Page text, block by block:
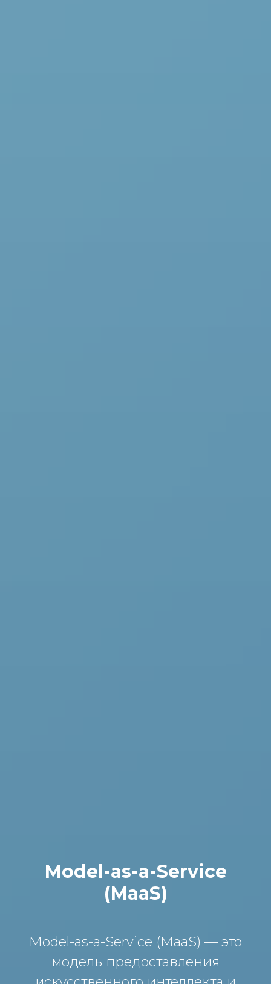
Model-as-a-Service
(MaaS)
Model-as-a-Service (MaaS) — это
модель предоставления